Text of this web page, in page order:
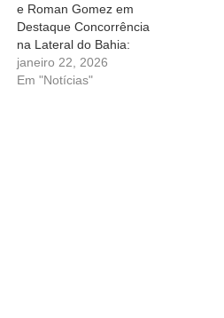
e Roman Gomez em
Destaque Concorrência
na Lateral do Bahia:
Gilberto e Roman Gomez
em Destaque O futebol é
janeiro 22, 2026
Em "Notícias"